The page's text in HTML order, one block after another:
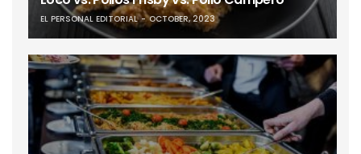
EL PERSONAL EDITORIAL OCTOBER, 2023